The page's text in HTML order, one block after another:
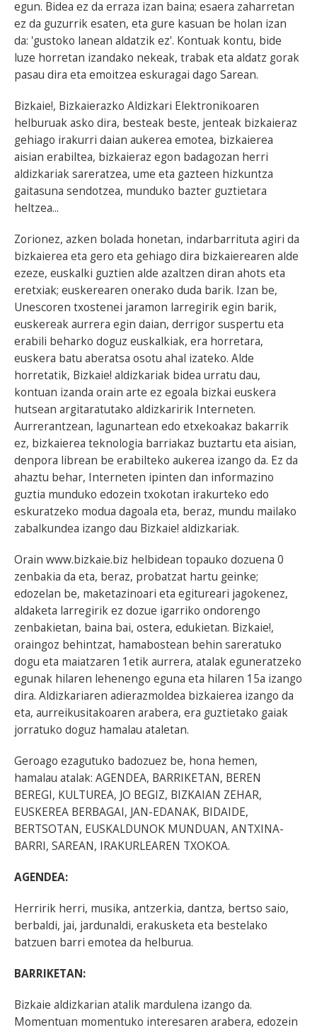
BEREZIAK
ARGAZKIAK
... AUKERA GEHIAGO
egun. Bidea ez da erraza izan baina; esaera zaharretan
ez da guzurrik esaten, eta gure kasuan be holan izan
da: 'gustoko lanean aldatzik ez'. Kontuak kontu, bide
luze horretan izandako nekeak, trabak eta aldatz gorak
pasau dira eta emoitzea eskuragai dago Sarean.
Bizkaie!, Bizkaierazko Aldizkari Elektronikoaren
helburuak asko dira, besteak beste, jenteak bizkaieraz
gehiago irakurri daian aukerea emotea, bizkaierea
aisian erabiltea, bizkaieraz egon badagozan herri
aldizkariak sareratzea, ume eta gazteen hizkuntza
gaitasuna sendotzea, munduko bazter guztietara
heltzea...
Zorionez, azken bolada honetan, indarbarrituta agiri da
bizkaierea eta gero eta gehiago dira bizkaierearen alde
ezeze, euskalki guztien alde azaltzen diran ahots eta
eretxiak; euskerearen onerako duda barik. Izan be,
Unescoren txostenei jaramon larregirik egin barik,
euskereak aurrera egin daian, derrigor suspertu eta
erabili beharko doguz euskalkiak, era horretara,
euskera batu aberatsa osotu ahal izateko. Alde
horretatik, Bizkaie! aldizkariak bidea urratu dau,
kontuan izanda orain arte ez egoala bizkai euskera
hutsean argitaratutako aldizkaririk Interneten.
Aurrerantzean, lagunartean edo etxekoakaz bakarrik
ez, bizkaierea teknologia barriakaz buztartu eta aisian,
denpora librean be erabilteko aukerea izango da. Ez da
ahaztu behar, Interneten ipinten dan informazino
guztia munduko edozein txokotan irakurteko edo
eskuratzeko modua dagoala eta, beraz, mundu mailako
zabalkundea izango dau Bizkaie! aldizkariak.
Orain www.bizkaie.biz helbidean topauko dozuena 0
zenbakia da eta, beraz, probatzat hartu geinke;
edozelan be, maketazinoari eta egitureari jagokenez,
aldaketa larregirik ez dozue igarriko ondorengo
zenbakietan, baina bai, ostera, edukietan. Bizkaie!,
oraingoz behintzat, hamabostean behin sareratuko
dogu eta maiatzaren 1etik aurrera, atalak eguneratzeko
egunak hilaren lehenengo eguna eta hilaren 15a izango
dira. Aldizkariaren adierazmoldea bizkaierea izango da
eta, aurreikusitakoaren arabera, era guztietako gaiak
jorratuko doguz hamalau ataletan.
Geroago ezagutuko badozuez be, hona hemen,
hamalau atalak: AGENDEA, BARRIKETAN, BEREN
BEREGI, KULTUREA, JO BEGIZ, BIZKAIAN ZEHAR,
EUSKEREA BERBAGAI, JAN-EDANAK, BIDAIDE,
BERTSOTAN, EUSKALDUNOK MUNDUAN, ANTXINA-
BARRI, SAREAN, IRAKURLEAREN TXOKOA.
AGENDEA:
Herririk herri, musika, antzerkia, dantza, bertso saio,
berbaldi, jai, jardunaldi, erakusketa eta bestelako
batzuen barri emotea da helburua.
BARRIKETAN:
Bizkaie aldizkarian atalik mardulena izango da.
Momentuan momentuko interesaren arabera, edozein